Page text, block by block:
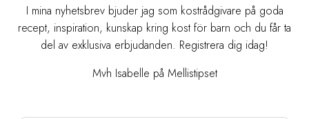
I mina nyhetsbrev bjuder jag som kostrådgivare på goda
recept, inspiration, kunskap kring kost för barn och du får ta
del av exklusiva erbjudanden. Registrera dig idag!
Mvh Isabelle på Mellistipset